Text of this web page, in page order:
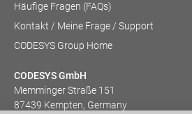
Häufige Fragen (FAQs)
Kontakt / Meine Frage / Support
CODESYS Group Home
CODESYS GmbH
Memminger Straße 151
87439 Kempten, Germany